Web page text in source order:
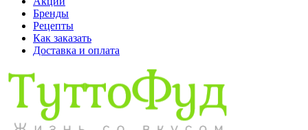
Бренды
Рецепты
Как заказать
Доставка и оплата